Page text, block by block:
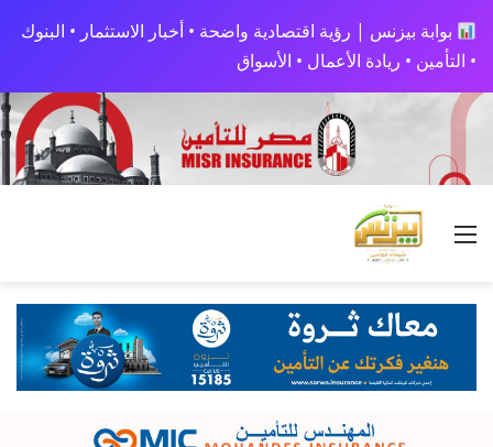
بوابة بيزنس | رؤية اقتصادية واضحة • أخبار الاستثمار • البنوك
• التأمين • ريادة الأعمال • الأسواق
القائمة